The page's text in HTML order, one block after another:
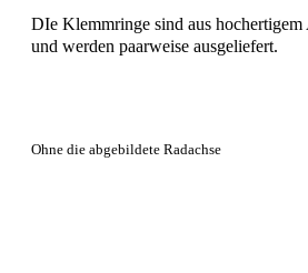
DIe Klemmringe sind aus
und werden paarweise ausgeliefert.
Ohne die abgebildete Radachse